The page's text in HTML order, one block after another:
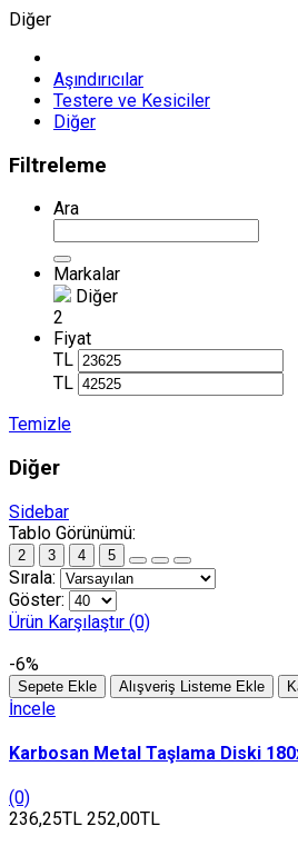
Diğer
Aşındırıcılar
Testere ve Kesiciler
Diğer
Filtreleme
Ara
Markalar
Diğer
2
Fiyat
TL
TL
Temizle
Diğer
Sidebar
Tablo Görünümü:
2 3 4 5
Sırala:
Göster:
Ürün Karşılaştır (0)
-6%
Sepete Ekle Alışveriş Listeme Ekle
İncele
Karbosan Metal Taşlama Diski
(0)
236,25TL 252,00TL